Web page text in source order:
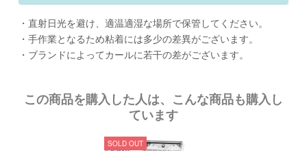
・直射日光を避け、適温適湿な場所で保管してください。
・手作業となるため粘着には多少の差異がございます。
・ブランドによってカールに若干の差がございます。
この商品を購入した人は、こんな商品も購入し
ています
SOLD OUT